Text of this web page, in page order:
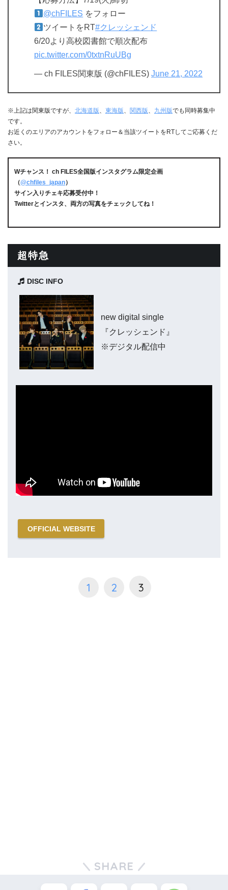
@chFILES をフォロー
ツイートをRT#クレッシェンド
6/20より高校図書館で順次配布
pic.twitter.com/0txtnRuUBg
— ch FILES関東版 (@chFILES) June 21, 2022
※上記は関東版ですが、 北海道版、 東海版、 関西版、 九州版でも同時募集中
です。
お近くのエリアのアカウントをフォロー＆当該ツイートをRTしてご応募くだ
さい。
Wチャンス！ ch FILES全国版インスタグラム限定企画
（@chfiles_japan）
サイン入りチェキ応募受付中！
Twitterとインスタ、両方の写真をチェックしてね！
超特急
DISC INFO
new digital single
『クレッシェンド』
※デジタル配信中
OFFICIAL WEBSITE
1 2 3
SHARE